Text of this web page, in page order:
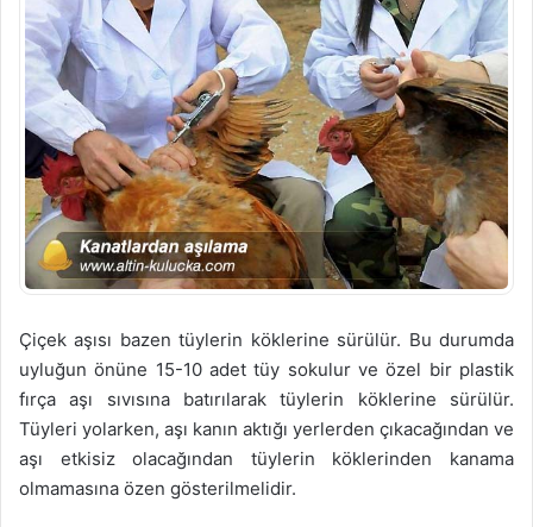
Çiçek aşısı bazen tüylerin köklerine sürülür. Bu durumda
uyluğun önüne 15-10 adet tüy sokulur ve özel bir plastik
fırça aşı sıvısına batırılarak tüylerin köklerine sürülür.
Tüyleri yolarken, aşı kanın aktığı yerlerden çıkacağından ve
aşı etkisiz olacağından tüylerin köklerinden kanama
olmamasına özen gösterilmelidir.